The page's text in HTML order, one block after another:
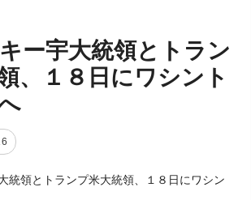
ー宇大統領とトラン
、１８日にワシント